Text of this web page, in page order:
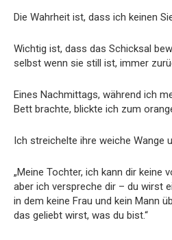
Die Wahrheit ist, dass ich keinen
Wichtig ist, dass das Schicksal
selbst wenn sie still ist, immer
Eines Nachmittags, während ich
Bett brachte, blickte ich zum
Ich streichelte ihre weiche Wange
„Meine Tochter, ich kann dir keine
aber ich verspreche dir – du wirst
in dem keine Frau und kein Mann
das geliebt wirst, was du bist.“